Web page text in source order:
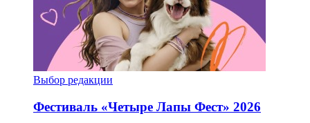
Выбор редакции
Фестиваль «Четыре Лапы Фест» 2026